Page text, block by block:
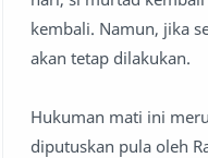
kembali. Namun, jika
akan tetap dilakukan.
Hukuman mati ini
diputuskan pula oleh